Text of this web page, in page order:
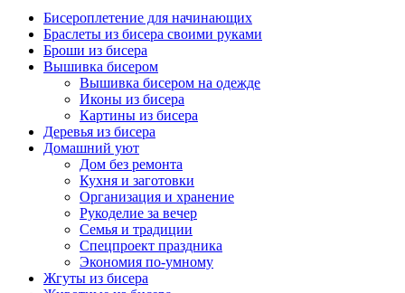
Бисероплетение для начинающих
Браслеты из бисера своими руками
Броши из бисера
Вышивка бисером
Вышивка бисером на одежде
Иконы из бисера
Картины из бисера
Деревья из бисера
Домашний уют
Дом без ремонта
Кухня и заготовки
Организация и хранение
Рукоделие за вечер
Семья и традиции
Спецпроект праздника
Экономия по-умному
Жгуты из бисера